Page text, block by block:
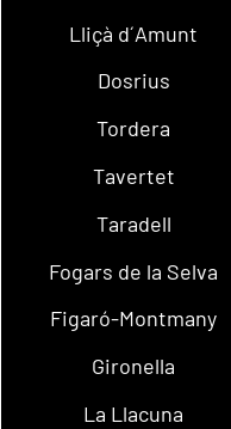
Lliçà d´Amunt
Dosrius
Tordera
Tavertet
Taradell
Fogars de la Selva
Figaró-Montmany
Gironella
La Llacuna